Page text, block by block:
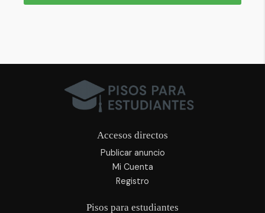
Accesos directos
Publicar anuncio
Mi Cuenta
Registro
Pisos para estudiantes